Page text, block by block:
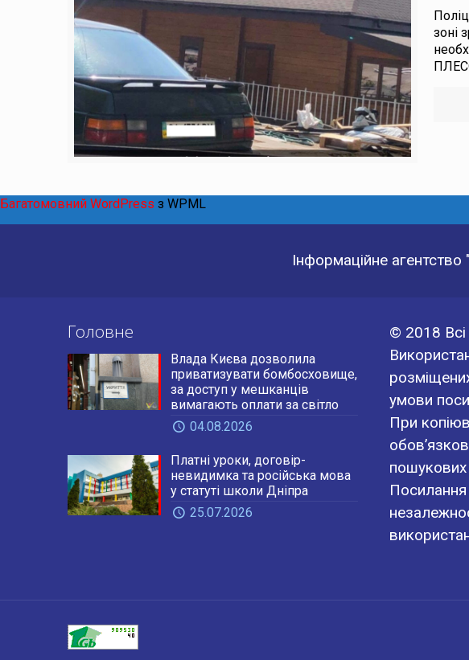
зоні
Інформаційне
Головне
Влада Києва дозволила
приватизувати бомбосховище,
за доступ у мешканців
вимагають оплати за світло
04.08.2026
Платні уроки, договір-
невидимка та російська мова
у статуті школи Дніпра
25.07.2026
© 2018 Всі
умови
При
пошукових
Багатомовний WordPress з WPML